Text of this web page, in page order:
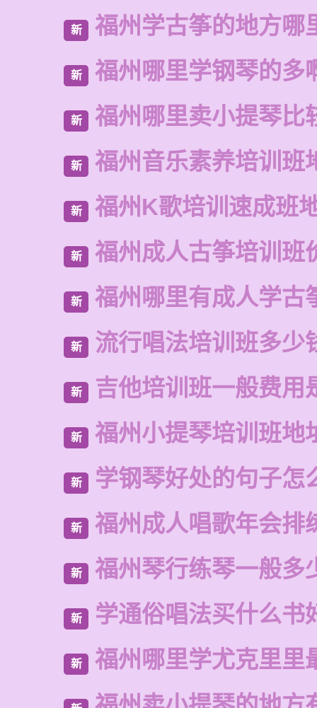
新 福州学古筝的地方哪
新 福州哪里学钢琴的多
新 福州哪里卖小提琴比
新 福州音乐素养培训班
新 福州K歌培训速成班
新 福州成人古筝培训班
新 福州哪里有成人学古
新 流行唱法培训班多少
新 吉他培训班一般费用
新 福州小提琴培训班地
新 学钢琴好处的句子怎
新 福州成人唱歌年会排
新 福州琴行练琴一般多
新 学通俗唱法买什么书
新 福州哪里学尤克里里